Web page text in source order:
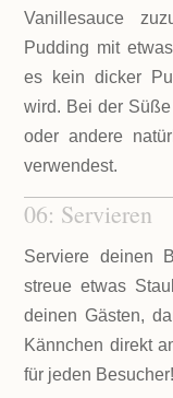
Vanillesauce
Pudding mit
es kein dicker
wird. Bei der
oder andere
verwendest.
06: Servieren
Serviere deinen
streue etwas
deinen Gästen,
Kännchen direkt
für jeden Besucher!